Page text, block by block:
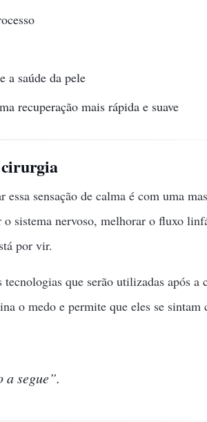
a saúde da pele
recuperação mais rápida e suave
cirurgia
sensação de calma é com uma
o sistema nervoso, melhorar o fluxo
por vir.
tecnologias que serão utilizadas após
o medo e permite que eles se sintam
a segue”.